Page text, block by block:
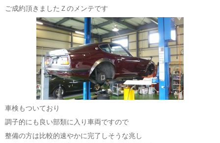
ご成約頂きましたＺのメンテです
車検もついており
調子的にも良い部類に入り車両ですので
整備の方は比較的速やかに完了しそうな兆し